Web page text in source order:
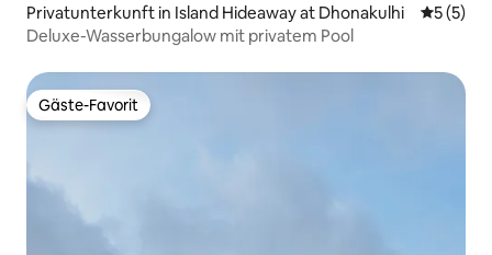
Privatunterkunft in Island Hideaway at Dhonakulhi
5 (5)
Deluxe-Wasserbungalow mit privatem Pool
Gäste-Favorit
Gäste-Favorit